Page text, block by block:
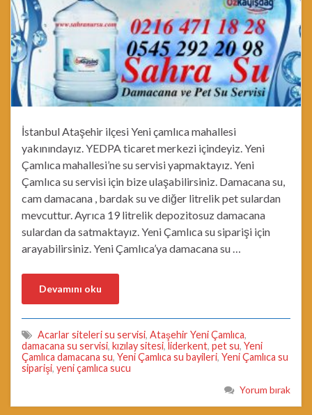
İstanbul Ataşehir ilçesi Yeni çamlıca mahallesi
yakınındayız. YEDPA ticaret merkezi içindeyiz. Yeni
Çamlıca mahallesi’ne su servisi yapmaktayız. Yeni
Çamlıca su servisi için bize ulaşabilirsiniz. Damacana su,
cam damacana , bardak su ve diğer litrelik pet sulardan
mevcuttur. Ayrıca 19 litrelik depozitosuz damacana
sulardan da satmaktayız. Yeni Çamlıca su siparişi için
arayabilirsiniz. Yeni Çamlıca’ya damacana su …
Devamını oku
Acarlar siteleri su servisi, Ataşehir Yeni Çamlıca,
damacana su servisi, kızılay sitesi, liderkent, pet su, Yeni
Çamlıca damacana su, Yeni Çamlıca su bayileri, Yeni Çamlıca su
siparişi, yeni çamlıca sucu
Yorum bırak